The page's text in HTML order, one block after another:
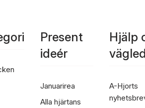
Present
ideér
Januarirea
Alla hjärtans
Hjälp
A-Hjorts